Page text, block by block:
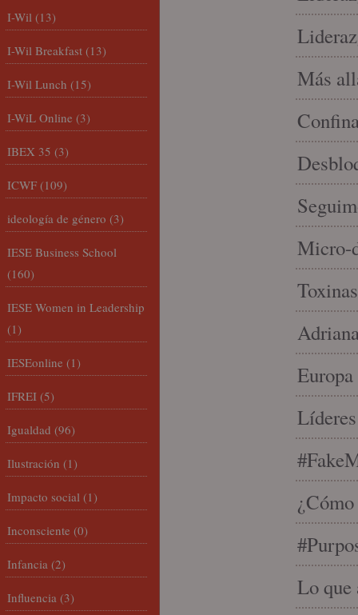
Más
Micro-
Lo que
I-Wil (13)
I-Wil Breakfast (13)
I-Wil Lunch (15)
I-WiL Online (3)
IBEX 35 (3)
ICWF (109)
ideología de género (3)
IESE Business School
(160)
IESE Women in Leadership
(1)
IESEonline (1)
IFREI (5)
Igualdad (96)
Ilustración (1)
Impacto social (1)
Inconsciente (0)
Infancia (2)
Influencia (3)